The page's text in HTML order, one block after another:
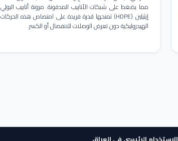
مما يضغط على شبكات الأنابيب المدفونة. مرونة أنابيب البولي
إيثيلين (HDPE) تمنحها قدرة فريدة على امتصاص هذه الحركات
الهيدروليكية دون تعرض الوصلات للانفصال أو الكسر.